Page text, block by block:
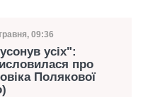
публікації
09:36
усіх":
про
Полякової